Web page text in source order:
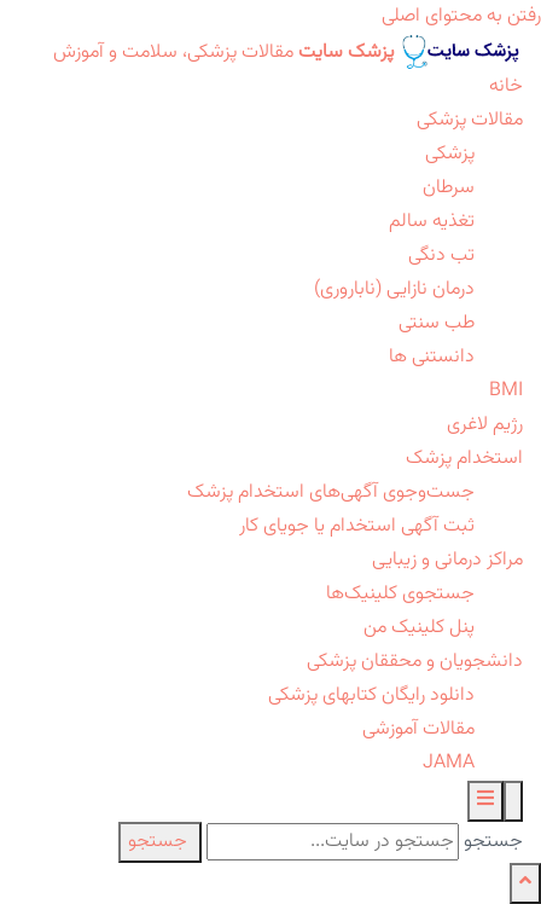
رفتن به محتوای اصلی
پزشک سایت مقالات پزشکی، سلامت و آموزش
خانه
مقالات پزشکی
پزشکی
سرطان
تغذیه سالم
تب دنگی
درمان نازایی (ناباروری)
طب سنتی
دانستنی ها
BMI
رژیم لاغری
استخدام پزشک
جست‌وجوی آگهی‌های استخدام پزشک
ثبت آگهی استخدام یا جویای کار
مراکز درمانی و زیبایی
جستجوی کلینیک‌ها
پنل کلینیک من
دانشجویان و محققان پزشکی
دانلود رایگان کتابهای پزشکی
مقالات آموزشی
JAMA
جستجو جستجو